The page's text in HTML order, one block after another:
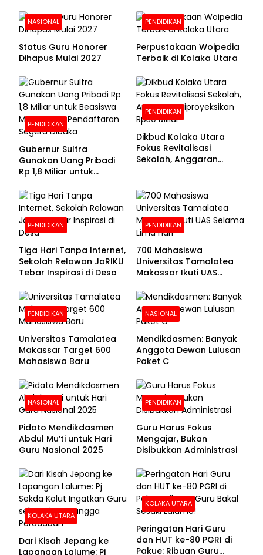
Foto Putrinya Perlihatkan
Ijazah
NASIONAL
Status Guru Honorer
Dihapus Mulai 2027
PENDIDIKAN
Perpustakaan Woipedia
Terbaik di Kolaka Utara
PENDIDIKAN
Gubernur Sultra
Gunakan Uang Pribadi
Rp 1,8 Miliar untuk
Pendaftaran Segera
Dibuka
PENDIDIKAN
Dikbud Kolaka Utara
Fokus Revitalisasi
Sekolah, Anggaran
PENDIDIKAN
Tiga Hari Tanpa Internet,
Sekolah Relawan JaRIKU
Tebar Inspirasi di Desa
PENDIDIKAN
700 Mahasiswa
Universitas Tamalatea
Makassar Ikuti UAS
PENDIDIKAN
Universitas Tamalatea
Makassar Target 600
Mahasiswa Baru
NASIONAL
Mendikdasmen: Banyak
Anggota Dewan Lulusan
Paket C
NASIONAL
Pidato Mendikdasmen
Abdul Mu’ti untuk Hari
Guru Nasional 2025
PENDIDIKAN
Guru Harus Fokus
Mengajar, Bukan
Disibukkan Administrasi
KOLAKA UTARA
Dari Kisah Jepang ke
Lapangan Lalume: Pj
KOLAKA UTARA
Peringatan Hari Guru
dan HUT ke-80 PGRI di
Pakue: Ribuan Guru